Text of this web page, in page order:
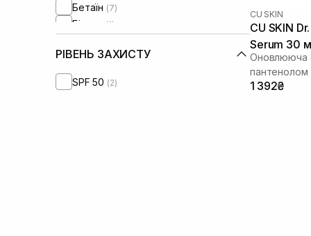
Бетаїн (7)
Біотин (1)
Бурштинова кислота
Вітамін C
РІВЕНЬ ЗАХИСТУ
SPF 50 (2)
CU SKIN
CU SKIN
Serum 30
Оновлююча
пантенолом
1 392₴